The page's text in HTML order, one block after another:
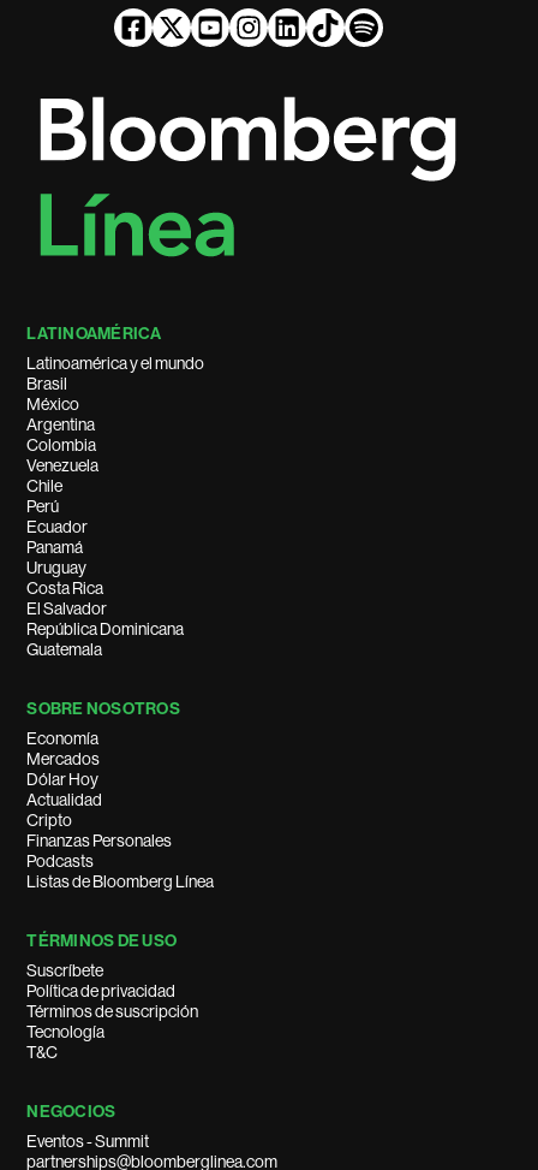
LATINOAMÉRICA
Latinoamérica y el mundo
Brasil
México
Argentina
Colombia
Venezuela
Chile
Perú
Ecuador
Panamá
Uruguay
Costa Rica
El Salvador
República Dominicana
Guatemala
SOBRE NOSOTROS
Economía
Mercados
Dólar Hoy
Actualidad
Cripto
Finanzas Personales
Podcasts
Listas de Bloomberg Línea
TÉRMINOS DE USO
Suscríbete
Política de privacidad
Términos de suscripción
Tecnología
T&C
NEGOCIOS
Eventos - Summit
partnerships@bloomberglinea.com